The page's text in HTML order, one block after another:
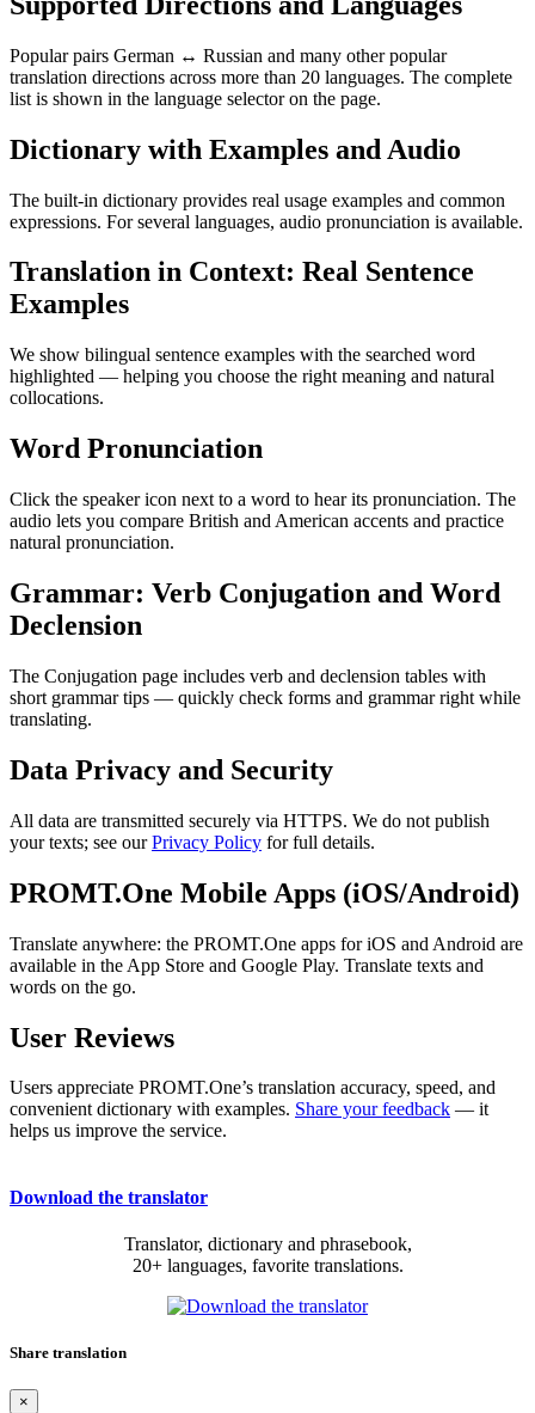
Popular pairs German ↔ Russian and many other popular
translation directions across more than 20 languages. The complete
list is shown in the language selector on the page.
Dictionary with Examples and Audio
The built-in dictionary provides real usage examples and common
expressions. For several languages, audio pronunciation is available.
Translation in Context: Real Sentence
Examples
We show bilingual sentence examples with the searched word
highlighted — helping you choose the right meaning and natural
collocations.
Word Pronunciation
Click the speaker icon next to a word to hear its pronunciation. The
audio lets you compare British and American accents and practice
natural pronunciation.
Grammar: Verb Conjugation and Word
Declension
The Conjugation page includes verb and declension tables with
short grammar tips — quickly check forms and grammar right while
translating.
Data Privacy and Security
All data are transmitted securely via HTTPS. We do not publish
your texts; see ourPrivacy Policy for full details.
PROMT.One Mobile Apps (iOS/Android)
Translate anywhere: the PROMT.One apps for iOS and Android are
available in the App Store and Google Play. Translate texts and
words on the go.
User Reviews
Users appreciate PROMT.One’s translation accuracy, speed, and
convenient dictionary with examples. Share your feedback — it
helps us improve the service.
Download the translator
Translator, dictionary and phrasebook,
20+ languages, favorite translations.
Share translation
×